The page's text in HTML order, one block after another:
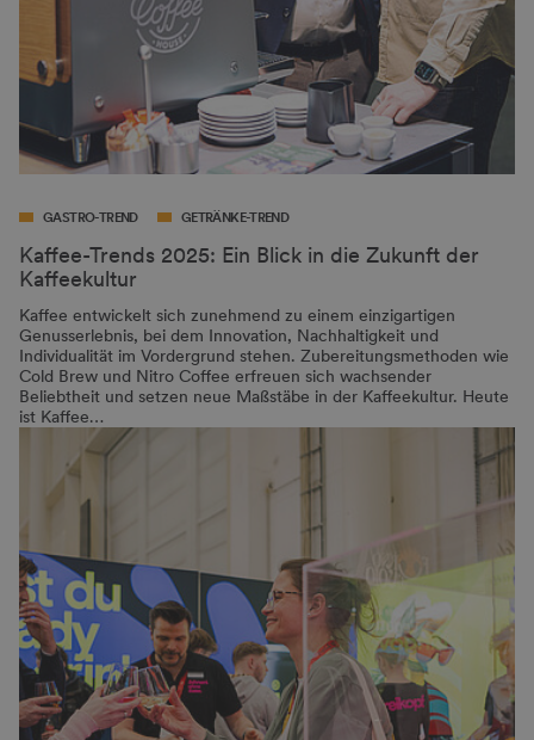
GASTRO-TREND GETRÄNKE-TREND
Kaffee-Trends 2025: Ein Blick in die Zukunft der
Kaffeekultur
Kaffee entwickelt sich zunehmend zu einem einzigartigen
Genusserlebnis, bei dem Innovation, Nachhaltigkeit und
Individualität im Vordergrund stehen. Zubereitungsmethoden wie
Cold Brew und Nitro Coffee erfreuen sich wachsender
Beliebtheit und setzen neue Maßstäbe in der Kaffeekultur. Heute
ist Kaffee…